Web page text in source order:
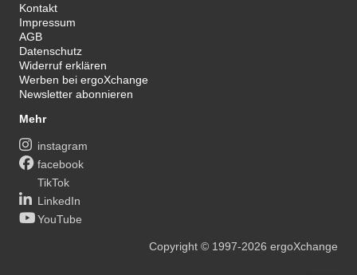
Kontakt
Impressum
AGB
Datenschutz
Widerruf erklären
Werben bei ergoXchange
Newsletter abonnieren
Mehr
instagram
facebook
TikTok
LinkedIn
YouTube
Copyright© 1997-2026 ergoXchange